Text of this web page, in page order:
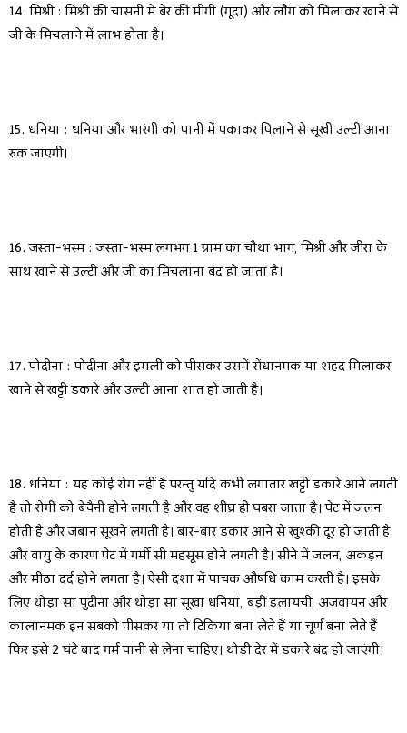
14. मिश्री : मिश्री की चासनी में बेर की मींगी (गूदा) और लौंग को मिलाकर खाने से
जी के मिचलाने में लाभ होता है।
15. धनिया : धनिया और भारंगी को पानी में पकाकर पिलाने से सूखी उल्टी आना
रुक जाएगी।
16. जस्ता-भस्म : जस्ता-भस्म लगभग 1 ग्राम का चौथा भाग, मिश्री और जीरा के
साथ खाने से उल्टी और जी का मिचलाना बंद हो जाता है।
17. पोदीना : पोदीना और इमली को पीसकर उसमें सेंधानमक या शहद मिलाकर
खाने से खट्टी डकारे और उल्टी आना शांत हो जाती है।
18. धनिया : यह कोई रोग नहीं है परन्तु यदि कभी लगातार खट्टी डकारे आने लगती
है तो रोगी को बेचैनी होने लगती है और वह शीघ्र ही घबरा जाता है। पेट में जलन
होती है और जबान सूखने लगती है। बार-बार डकार आने से खुश्की दूर हो जाती है
और वायु के कारण पेट में गर्मी सी महसूस होने लगती है। सीने में जलन, अकड़न
और मीठा दर्द होने लगता है। ऐसी दशा में पाचक औषधि काम करती है। इसके
लिए थोड़ा सा पुदीना और थोड़ा सा सूखा धनियां, बड़ी इलायची, अजवायन और
कालानमक इन सबको पीसकर या तो टिकिया बना लेते हैं या चूर्ण बना लेते हैं
फिर इसे 2 घंटे बाद गर्म पानी से लेना चाहिए। थोड़ी देर में डकारे बंद हो जाएंगी।